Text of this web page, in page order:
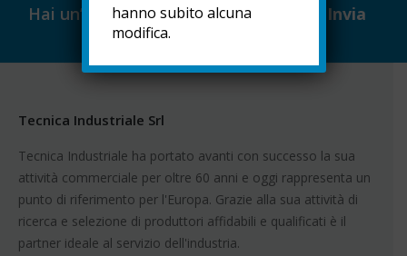
Hai un’idea per aiutarci a migliorare?
Invia
feedback »
Tecnica Industriale Srl
Tecnica Industriale ha portato avanti con successo la sua
attività commerciale per oltre 60 anni e oggi rappresenta un
punto di riferimento per l'Europa. Grazie alla sua attività di
ricerca e selezione di produttori affidabili e qualificati è il
partner ideale al servizio dell'industria.
hanno subito alcuna
modifica.